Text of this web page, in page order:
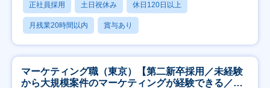
正社員採用 土日祝休み 休日120日以上
月残業20時間以内 賞与あり
マーケティング職（東京）【第二新卒採用／未経験
から大規模案件のマーケティングが経験できる／研